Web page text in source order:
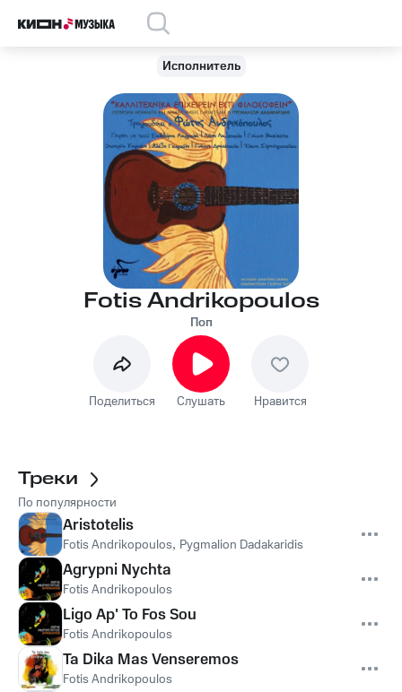
Исполнитель
Fotis Andrikopoulos
Поп
Поделиться Слушать Нравится
Треки
По популярности
Aristotelis
Fotis Andrikopoulos, Pygmalion Dadakaridis
Agrypni Nychta
Fotis Andrikopoulos
Ligo Ap' To Fos Sou
Fotis Andrikopoulos
Ta Dika Mas Venseremos
Fotis Andrikopoulos